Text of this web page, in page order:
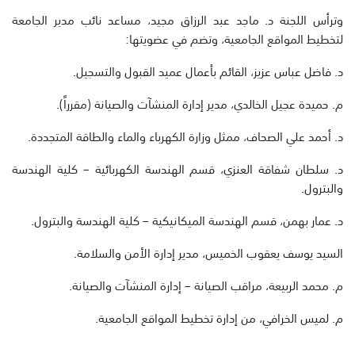
وترأس اللجنة د. ماجد عبد الرزاق مجيد، مساعد نائب مدير الجامعة
لتخطيط المواقع الجامعية، وتضم في عضويتها:
د. فاضل عباس عزيز، القائم بأعمال عميد القبول والتسجيل.
م. حميدة عجيل الخالدي، مدير إدارة المنشآت والصيانة (مقرراً).
د. أحمد علي الصحاف، ممثل وزارة الكهرباء والماء والطاقة المتجددة.
د. سلطان شفاقة العنزي، قسم الهندسة الكهربائية – كلية الهندسة
والبترول.
د. عمار بهمن، قسم الهندسة الميكانيكية – كلية الهندسة والبترول.
السيد يوسف يعقوب الخميس، مدير إدارة الأمن والسلامة.
م. محمد الربيعة، مراقب الصيانة – إدارة المنشآت والصيانة.
م. لميس الخرافي، من إدارة تخطيط المواقع الجامعية.